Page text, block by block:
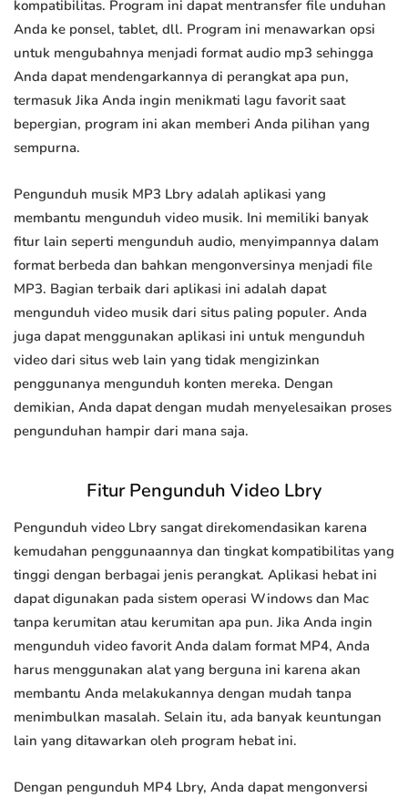
kompatibilitas. Program ini dapat mentransfer file unduhan
Anda ke ponsel, tablet, dll. Program ini menawarkan opsi
untuk mengubahnya menjadi format audio mp3 sehingga
Anda dapat mendengarkannya di perangkat apa pun,
termasuk Jika Anda ingin menikmati lagu favorit saat
bepergian, program ini akan memberi Anda pilihan yang
sempurna.
Pengunduh musik MP3 Lbry adalah aplikasi yang
membantu mengunduh video musik. Ini memiliki banyak
fitur lain seperti mengunduh audio, menyimpannya dalam
format berbeda dan bahkan mengonversinya menjadi file
MP3. Bagian terbaik dari aplikasi ini adalah dapat
mengunduh video musik dari situs paling populer. Anda
juga dapat menggunakan aplikasi ini untuk mengunduh
video dari situs web lain yang tidak mengizinkan
penggunanya mengunduh konten mereka. Dengan
demikian, Anda dapat dengan mudah menyelesaikan proses
pengunduhan hampir dari mana saja.
Fitur Pengunduh Video Lbry
Pengunduh video Lbry sangat direkomendasikan karena
kemudahan penggunaannya dan tingkat kompatibilitas yang
tinggi dengan berbagai jenis perangkat. Aplikasi hebat ini
dapat digunakan pada sistem operasi Windows dan Mac
tanpa kerumitan atau kerumitan apa pun. Jika Anda ingin
mengunduh video favorit Anda dalam format MP4, Anda
harus menggunakan alat yang berguna ini karena akan
membantu Anda melakukannya dengan mudah tanpa
menimbulkan masalah. Selain itu, ada banyak keuntungan
lain yang ditawarkan oleh program hebat ini.
Dengan pengunduh MP4 Lbry, Anda dapat mengonversi